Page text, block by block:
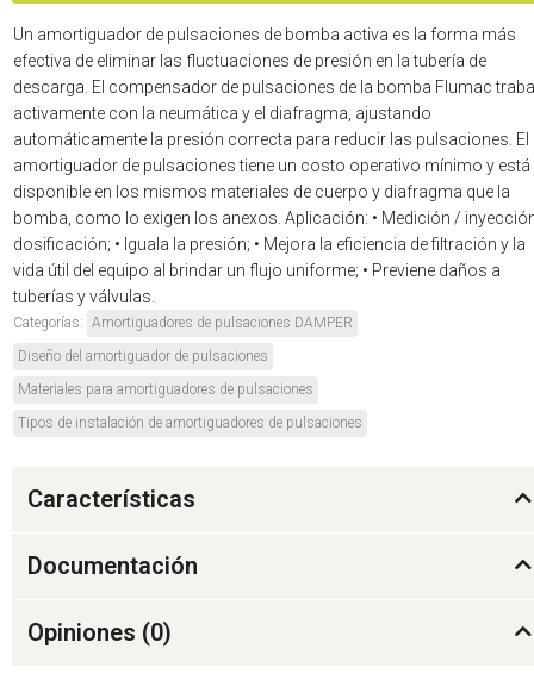
Un amortiguador de pulsaciones de bomba activa es la forma más
efectiva de eliminar las fluctuaciones de presión en la tubería de
descarga. El compensador de pulsaciones de la bomba Flumac
activamente con la neumática y el diafragma, ajustando
automáticamente la presión correcta para reducir las pulsaciones. El
amortiguador de pulsaciones tiene un costo operativo mínimo y está
disponible en los mismos materiales de cuerpo y diafragma que la
bomba, como lo exigen los anexos. Aplicación: • Medición /
dosificación; • Iguala la presión; • Mejora la eficiencia de filtración y la
vida útil del equipo al brindar un flujo uniforme; • Previene daños a
tuberías y válvulas.
Categorías: Amortiguadores de pulsaciones DAMPER
Diseño del amortiguador de pulsaciones
Materiales para amortiguadores de pulsaciones
Tipos de instalación de amortiguadores de pulsaciones
Características
Documentación
Opiniones (0)